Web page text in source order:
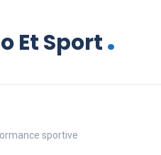
Et Sport.
sportive